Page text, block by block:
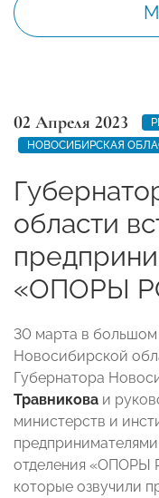
02 Апреля 2023
НОВОСИБИРСКАЯ
области
«ОПОРЫ
30 марта в
Новосибирской
Губернатора
Травникова и
министерств и
отделения «ОПОРЫ
которые озвучили